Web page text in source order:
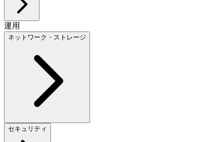
運用
ネットワーク・ストレージ
セキュリティ